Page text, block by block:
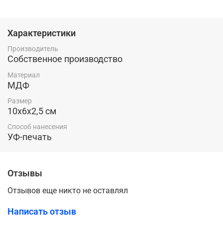
Характеристики
Производитель
Собственное производство
Материал
МДФ
Размер
10х6х2,5 см
Способ нанесения
УФ-печать
Отзывы
Отзывов еще никто не оставлял
Написать отзыв